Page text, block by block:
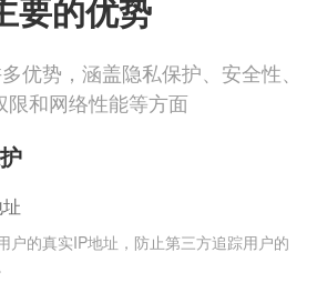
要的优势
优势，涵盖隐私保护、安全性、
限和网络性能等方面
户的真实IP地址，防止第三方追踪用户的